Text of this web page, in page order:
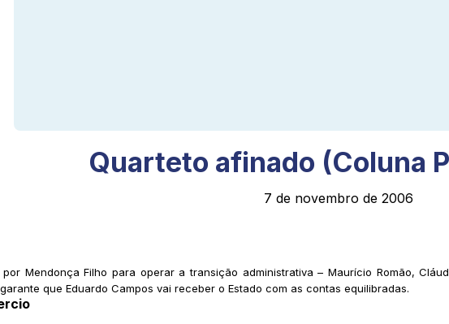
Quarteto afinado (Coluna
7 de novembro de 2006
Mendonça Filho para operar a transição administrativa – Maurício Romão,
que Eduardo Campos vai receber o Estado com as contas equilibradas.